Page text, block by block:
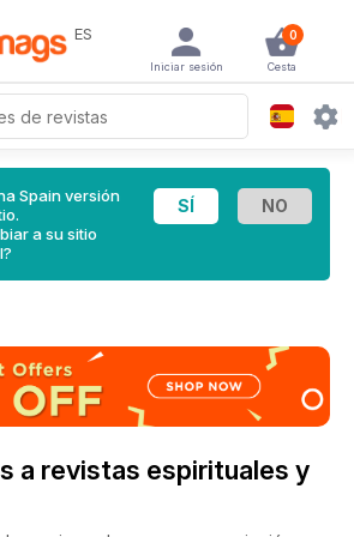
ES 0
Cesta
Iniciar sesión
Spain versión
a su sitio
a revistas espirituales y